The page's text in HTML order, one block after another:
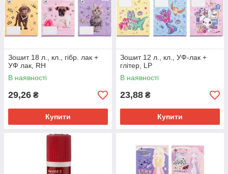
Зошит 18 л., кл., гібр. лак +
УФ лак, RH
В наявності
29,26 ₴
Купити
Зошит 12 л., кл., УФ-лак +
глітер, LP
В наявності
23,88 ₴
Купити